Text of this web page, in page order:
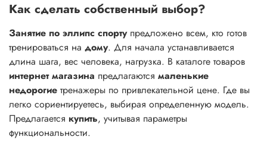
Как сделать собственный выбор?
Занятие по эллипс спортупредложено всем, кто готов
тренироваться на дому. Для начала устанавливается
длина шага, вес человека, нагрузка. В каталоге товаров
интернет магазина предлагаются маленькие
недорогие тренажеры по привлекательной цене. Где вы
легко сориентируетесь, выбирая определенную модель.
Предлагается купить, учитывая параметры
функциональности.